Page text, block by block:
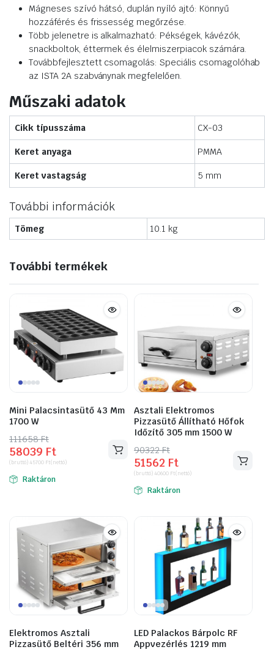
Mágneses szívó hátsó, duplán nyíló ajtó: Könnyű
hozzáférés és frissesség megőrzése.
Több jelenetre is alkalmazható: Pékségek, kávézók,
snackboltok, éttermek és élelmiszerpiacok számára.
Továbbfejlesztett csomagolás: Speciális csomagolóhab
az ISTA 2A szabványnak megfelelően.
Műszaki adatok
Cikk típusszáma CX-03
Keret anyaga PMMA
Keret vastagság 5 mm
További információk
Tömeg 10.1 kg
További termékek
Mini Palacsintasütő 43 Mm
1700 W
111658Ft
Original
price
was:
111658 Ft.
58039 Ft
Current
price
is:
58039 Ft.
(bruttó) 45700 Ft(nettó)
Raktáron
Asztali Elektromos
Pizzasütő Állítható Hőfok
Időzítő 305 mm 1500 W
90322Ft
Original
price
was:
90322 Ft.
51562 Ft
Current
price
is:
51562 Ft.
(bruttó) 40600 Ft(nettó)
Raktáron
Elektromos Asztali
Pizzasütő Beltéri 356 mm
LED Palackos Bárpolc RF
Appvezérlés 1219 mm